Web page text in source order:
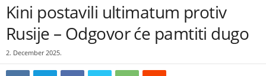
Kini postavili ultimatum protiv
Rusije – Odgovor će pamtiti dugo
2. December 2025.